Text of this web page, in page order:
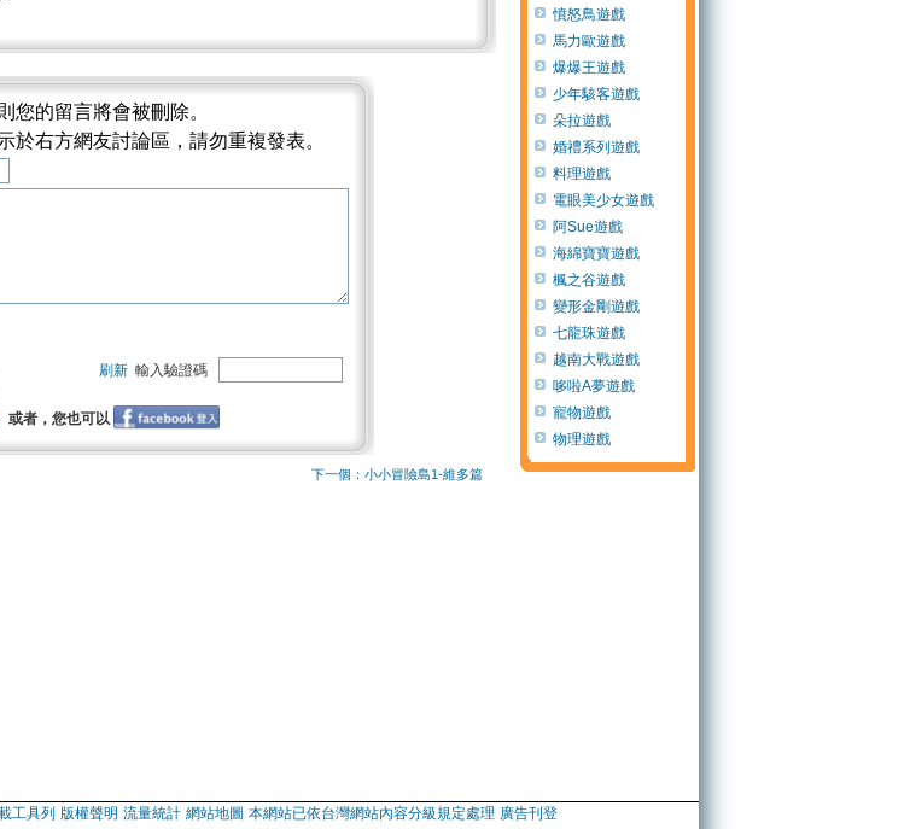
您的留言將會被刪除。
於右方網友討論區，請勿重複發表。
刷新 輸入驗證碼
或者，您也可以
下一個：小小冒險島1-維多篇
憤怒鳥遊戲
馬力歐遊戲
爆爆王遊戲
少年駭客遊戲
朵拉遊戲
婚禮系列遊戲
料理遊戲
電眼美少女遊戲
阿Sue遊戲
海綿寶寶遊戲
楓之谷遊戲
變形金剛遊戲
七龍珠遊戲
越南大戰遊戲
哆啦A夢遊戲
寵物遊戲
物理遊戲
工具列 版權聲明 流量統計 網站地圖 本網站已依台灣網站內容分級規定處理 廣告刊登